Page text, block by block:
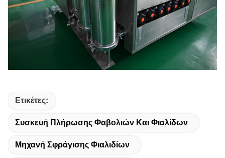
Ετικέτες:
Συσκευή Πλήρωσης Φαβολιών Και Φιαλίδων
Μηχανή Σφράγισης Φιαλιδίων